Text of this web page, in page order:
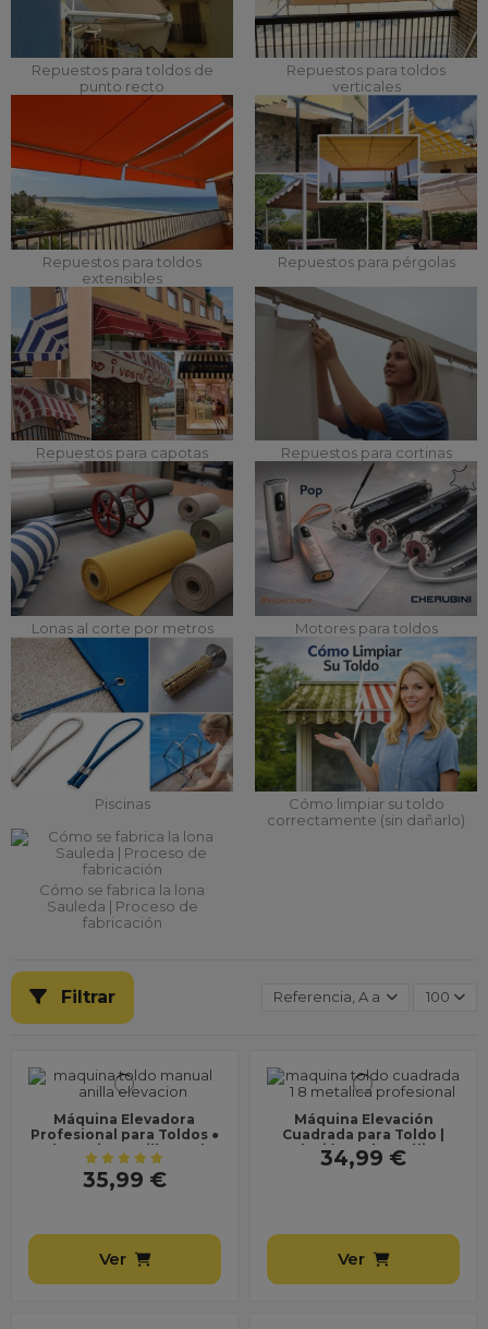
Repuestos para toldos de
punto recto
Repuestos para toldos
verticales
Repuestos para toldos
extensibles
Repuestos para pérgolas
Repuestos para capotas Repuestos para cortinas
Lonas al corte por metros Motores para toldos
Piscinas
Cómo limpiar su toldo
correctamente (sin dañarlo)
Cómo se fabrica la lona
Sauleda | Proceso de
fabricación
Filtrar Referencia, A a Z 100
Máquina Elevadora
Profesional para Toldos ●
Incluye Kit Tornillos ● Alta
Resistencia
35,99 €
Ver
Máquina Elevación
Cuadrada para Toldo |
Relación 1:8 | Metálica,
Desmontable | con...
34,99 €
Ver